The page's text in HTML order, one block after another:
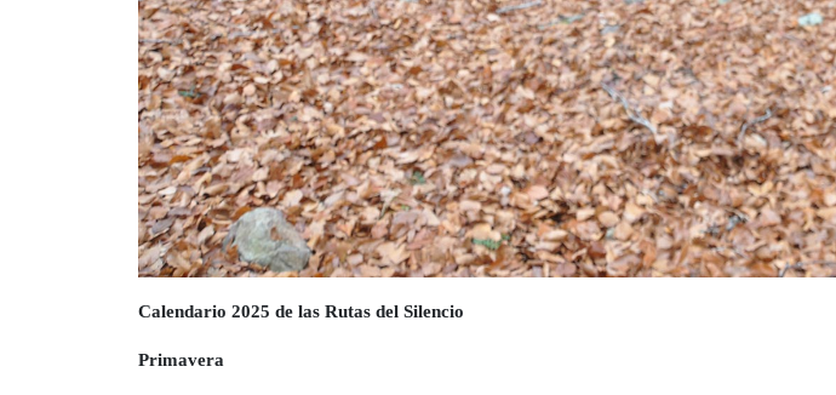
Calendario 2025 de las Rutas del Silencio
Primavera